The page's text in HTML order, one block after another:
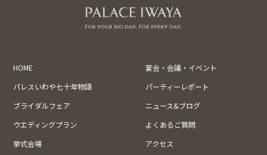
HOME
宴会・会議・イベント
パレスいわや七十年物語
パーティーレポート
ブライダルフェア
ニュース&ブログ
ウエディングプラン
よくあるご質問
挙式会場
アクセス